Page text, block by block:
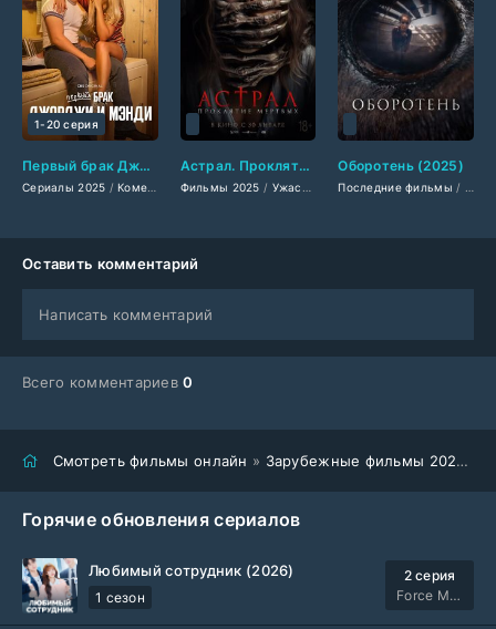
Первый брак Джорджи и Мэнди (2024-2026)
Сериалы 2025 /Комедии 2025 /Фильмы 2025/ Фильмы смотреть/
1-20 серия
Астрал. Проклятие мёртвых (2025)
Фильмы 2025 / Ужасы 2025 /Зарубежные фильмы
Оборотень (2025)
Последние фильмы /
Оставить комментарий
Написать комментарий
Всего комментариев0
Смотреть фильмы онлайн » Зарубежные фильмы 2025 »
Горячие обновления сериалов
Любимый сотрудник (2026)
1 сезон
2 серия
Force Media